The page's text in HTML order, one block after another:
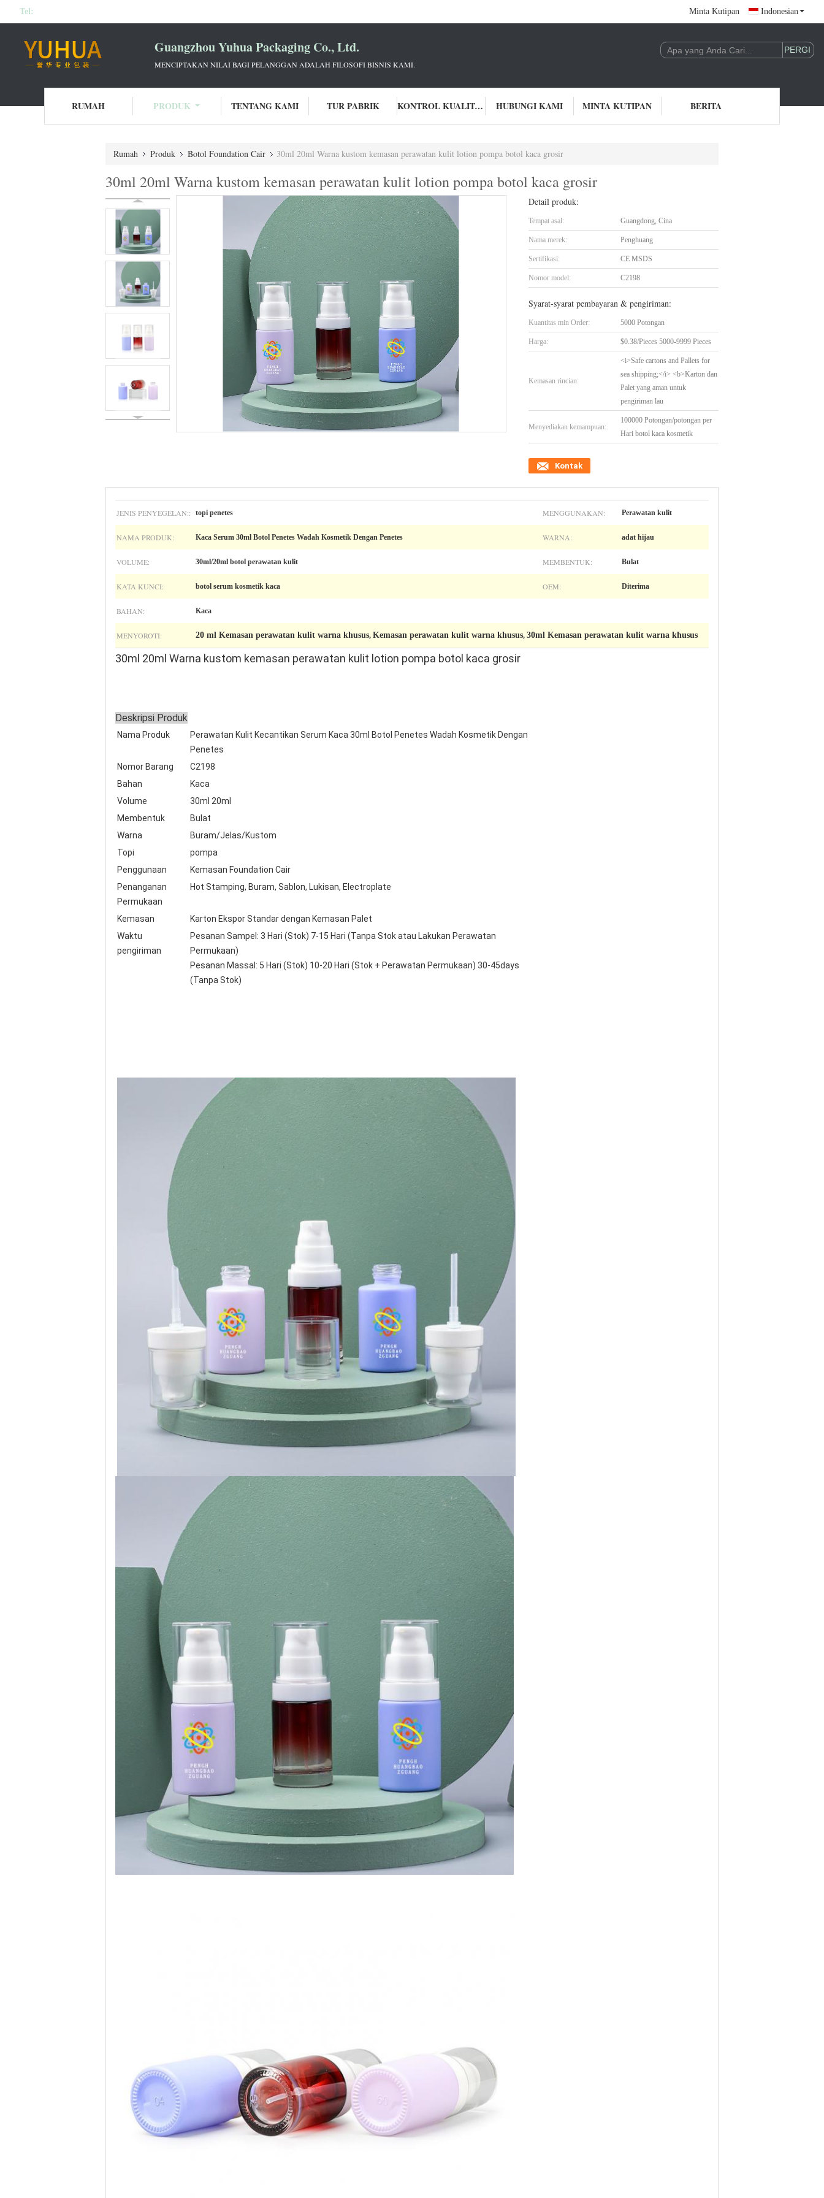
Tel: Minta Kutipan Indonesian
Guangzhou Yuhua Packaging Co., Ltd.
MENCIPTAKAN NILAI BAGI PELANGGAN ADALAH FILOSOFI BISNIS KAMI.
RUMAH PRODUK TENTANG KAMI TUR PABRIK KONTROL KUALITAS HUBUNGI KAMI MINTA KUTIPAN BERITA
Rumah Produk Botol Foundation Cair 30ml 20ml Warna kustom kemasan perawatan kulit lotion pompa botol kaca grosir
30ml 20ml Warna kustom kemasan perawatan kulit lotion pompa botol kaca grosir
Detail produk:
Tempat asal: Guangdong, Cina
Nama merek: Penghuang
Sertifikasi: CE MSDS
Nomor model: C2198
Syarat-syarat pembayaran & pengiriman:
Kuantitas min Order: 5000 Potongan
Harga: $0.38/Pieces 5000-9999 Pieces
Kemasan rincian:
<i>Safe cartons and Pallets for
sea shipping;</i> <b>Karton dan
Palet yang aman untuk
pengiriman lau
Menyediakan kemampuan:
100000 Potongan/potongan per
Hari botol kaca kosmetik
Kontak
JENIS PENYEGELAN:: topi penetes MENGGUNAKAN: Perawatan kulit
NAMA PRODUK: Kaca Serum 30ml Botol Penetes Wadah Kosmetik Dengan Penetes WARNA: adat hijau
VOLUME: 30ml/20ml botol perawatan kulit MEMBENTUK: Bulat
KATA KUNCI: botol serum kosmetik kaca OEM: Diterima
BAHAN: Kaca
MENYOROTI: 20 ml Kemasan perawatan kulit warna khusus, Kemasan perawatan kulit warna khusus, 30ml Kemasan perawatan kulit warna khusus
30ml 20ml Warna kustom kemasan perawatan kulit lotion pompa botol kaca grosir
Deskripsi Produk
Nama Produk
Perawatan Kulit Kecantikan Serum Kaca 30ml Botol Penetes Wadah Kosmetik Dengan
Penetes
Nomor Barang
C2198
Bahan
Kaca
Volume
30ml 20ml
Membentuk
Bulat
Warna
Buram/Jelas/Kustom
Topi
pompa
Penggunaan
Kemasan Foundation Cair
Penanganan
Permukaan
Hot Stamping, Buram, Sablon, Lukisan, Electroplate
Kemasan
Karton Ekspor Standar dengan Kemasan Palet
Waktu
pengiriman
Pesanan Sampel: 3 Hari (Stok) 7-15 Hari (Tanpa Stok atau Lakukan Perawatan
Permukaan)
Pesanan Massal: 5 Hari (Stok) 10-20 Hari (Stok + Perawatan Permukaan) 30-45days
(Tanpa Stok)